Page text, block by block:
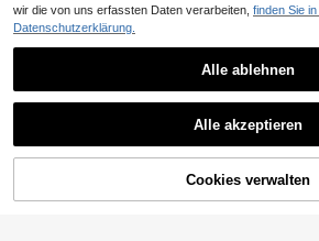
Sorry, dieses Produkt ist
wir die von uns erfassten Daten verarbeiten, finden Sie
Datenschutzerklärung.
Alle ablehnen
Alle akzeptieren
Cookies verwalten